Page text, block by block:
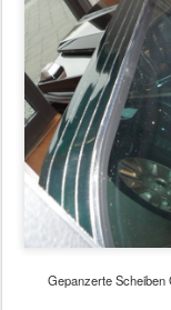
Gepanzerte Scheiben